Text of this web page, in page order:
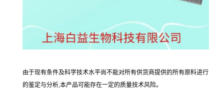
由于现有条件及科学技术水平尚不能对所有供货商提供的所有原料进行
的鉴定与分析,本产品可能存在一定的质量技术风险。